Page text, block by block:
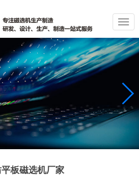
切
换
导
航
板磁选机厂家